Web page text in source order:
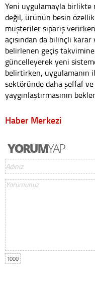
Yeni uygulamayla birlikte
değil, ürünün besin
müşteriler sipariş
açısından da bilinçli
belirlenen geçiş
güncelleyerek yeni
belirtirken, uygulamanın
sektöründe daha şeffaf
yaygınlaştırmasının
Haber Merkezi
1000